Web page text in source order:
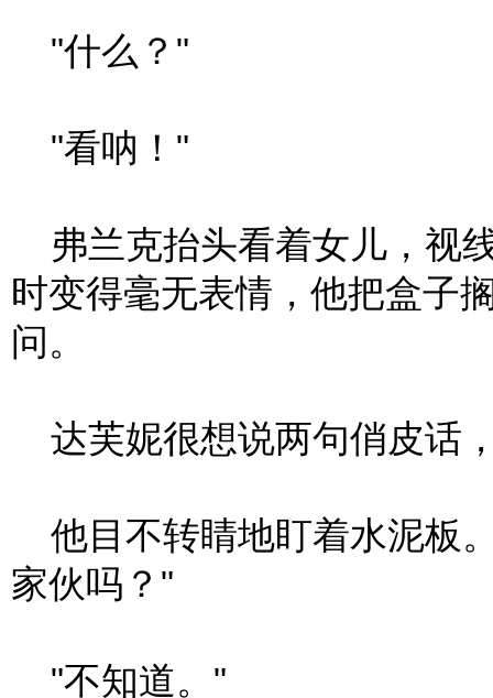
"什么？"
"看呐！"
弗兰克抬头看着女儿，视
时变得毫无表情，他把盒子
问。
达芙妮很想说两句俏皮话
他目不转睛地盯着水泥板
家伙吗？"
"不知道。"